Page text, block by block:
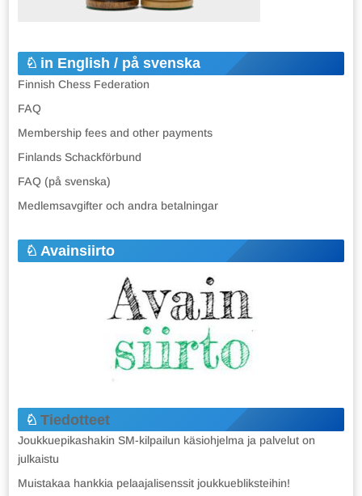
in English / på svenska
Finnish Chess Federation
FAQ
Membership fees and other payments
Finlands Schackförbund
FAQ (på svenska)
Medlemsavgifter och andra betalningar
Avainsiirto
Tiedotteet
Joukkuepikashakin SM-kilpailun käsiohjelma ja palvelut on
julkaistu
Muistakaa hankkia pelaajalisenssit joukkuebliksteihin!